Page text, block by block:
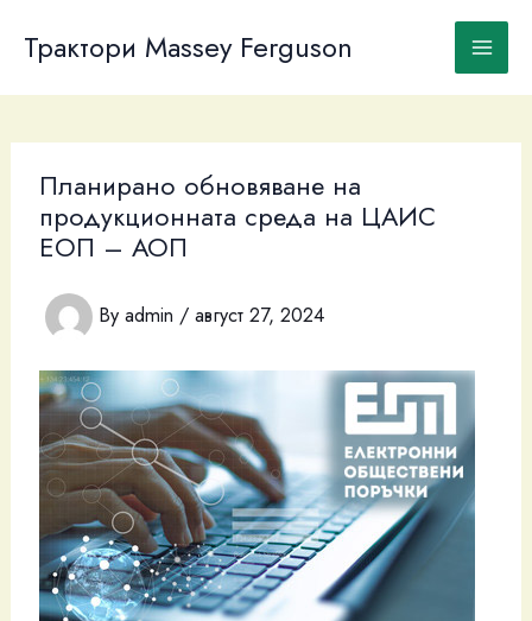
content
Трактори Massey Ferguson
Планирано обновяване на
продукционната среда на ЦАИС
ЕОП – АОП
By admin / август 27, 2024